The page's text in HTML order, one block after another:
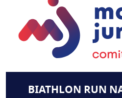
BIATHLON RUN